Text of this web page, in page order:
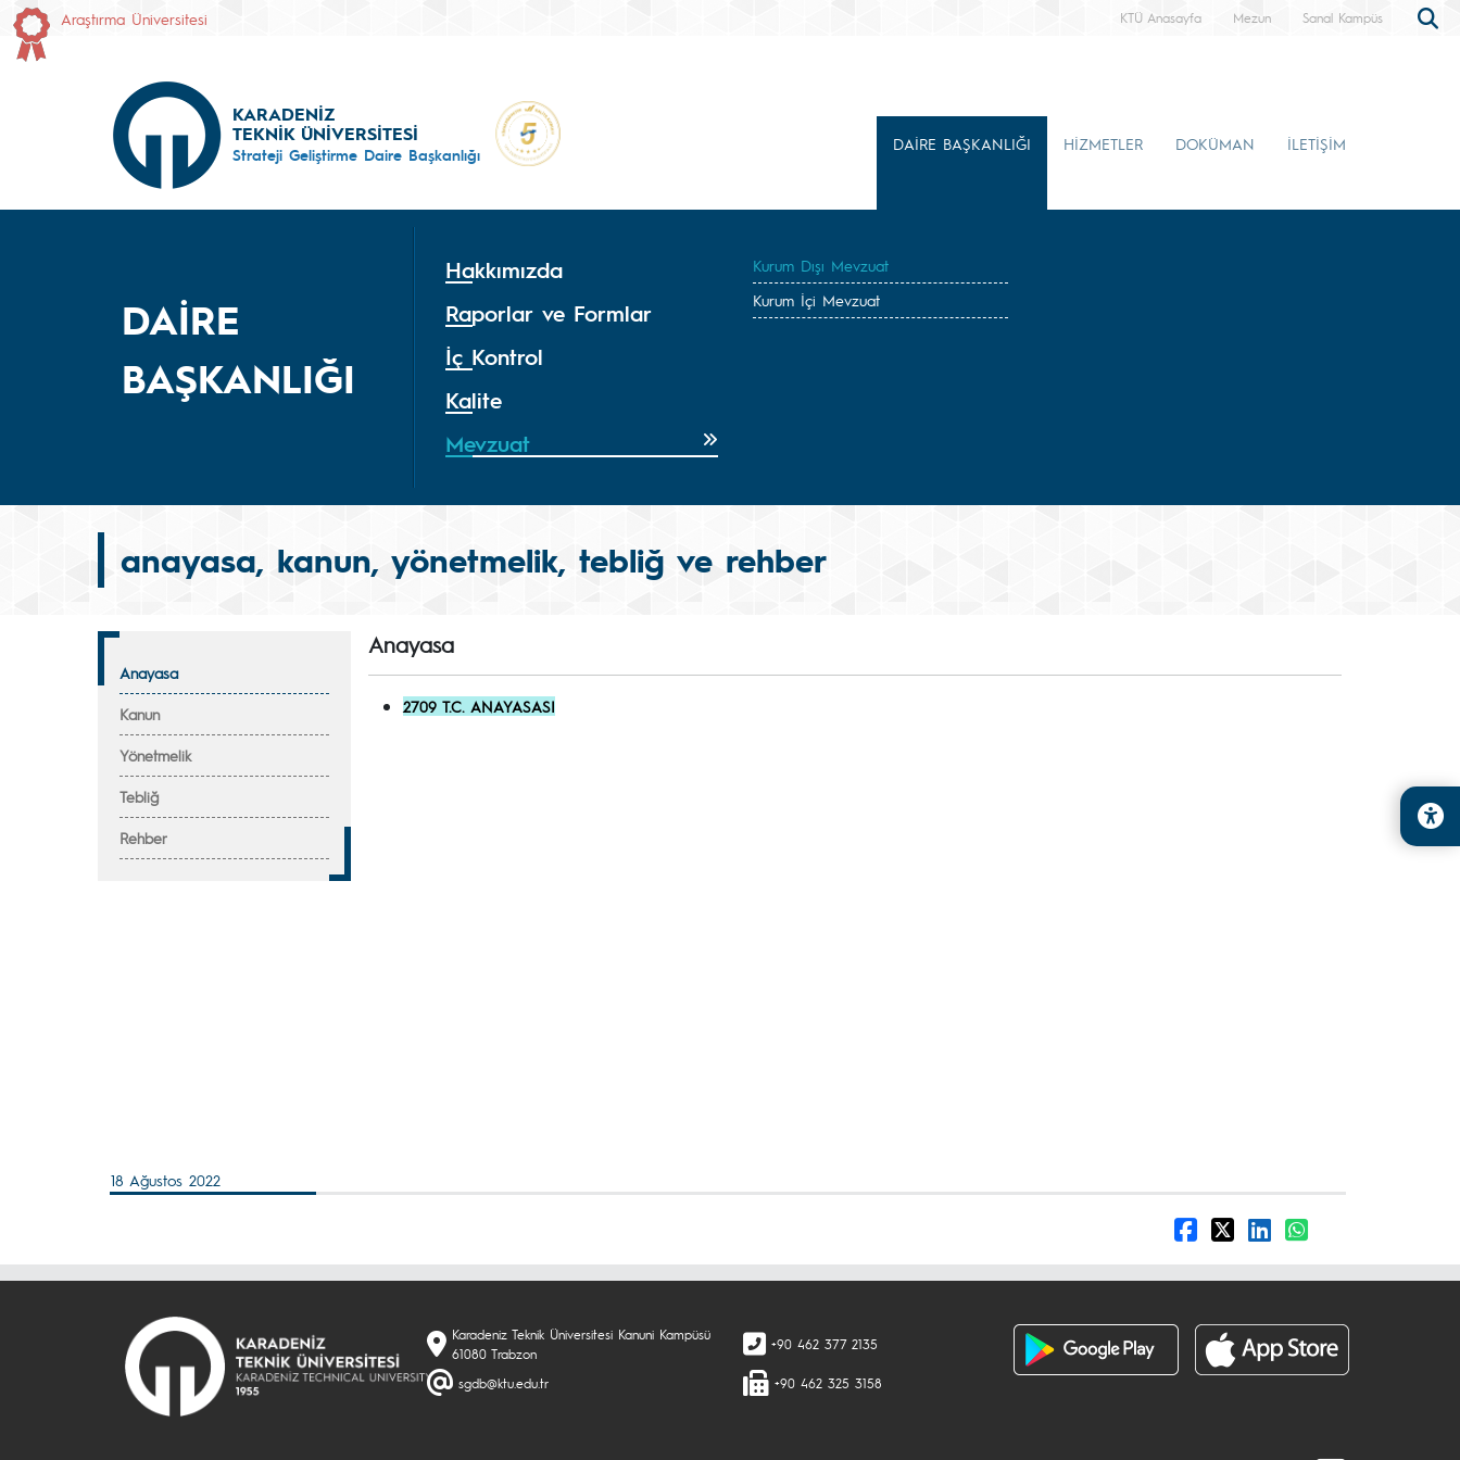
Araştırma Üniversitesi KTÜ Anasayfa Mezun Sanal Kampüs
KARADENİZ
TEKNİK ÜNİVERSİTESİ
Strateji Geliştirme Daire Başkanlığı
DAİRE BAŞKANLIĞI HİZMETLER DOKÜMAN İLETİŞİM
DAİRE
BAŞKANLIĞI
Hakkımızda
Raporlar ve Formlar
İç Kontrol
Kalite
Mevzuat
Kurum Dışı Mevzuat
Kurum İçi Mevzuat
anayasa, kanun, yönetmelik, tebliğ ve rehber
Anayasa
Kanun
Yönetmelik
Tebliğ
Rehber
Anayasa
2709 T.C. ANAYASASI
18 Ağustos 2022
Karadeniz Teknik Üniversitesi Kanuni Kampüsü
61080 Trabzon
sgdb@ktu.edu.tr
+90 462 377 2135
+90 462 325 3158